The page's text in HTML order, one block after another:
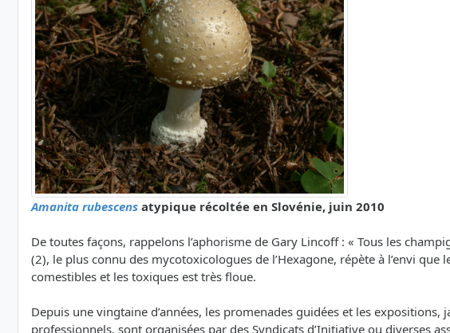
Amanita rubescens atypique récoltée en Slovénie, juin 2010
De toutes façons, rappelons l’aphorisme de Gary Lincoff : « Tous les
(2), le plus connu des mycotoxicologues de l’Hexagone, répète à l’envi
comestibles et les toxiques est très floue.
Depuis une vingtaine d’années, les promenades guidées et les
professionnels, sont organisées par des Syndicats d’Initiative ou diverses